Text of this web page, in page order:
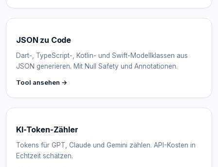
JSON zu Code
Dart-, TypeScript-, Kotlin- und Swift-Modellklassen aus
JSON generieren. Mit Null Safety und Annotationen.
Tool ansehen →
KI-Token-Zähler
Tokens für GPT, Claude und Gemini zählen. API-Kosten in
Echtzeit schätzen.